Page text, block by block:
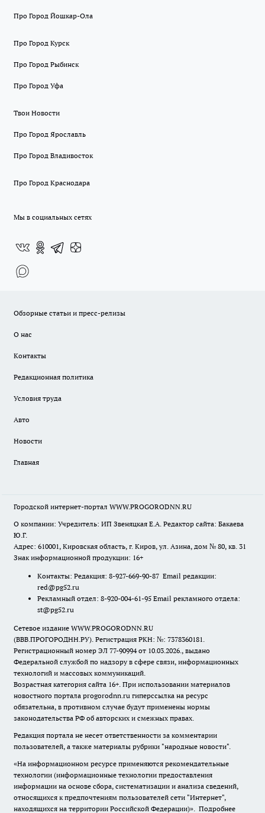
Про Город Йошкар-Ола
Про Город Курск
Про Город Рыбинск
Про Город Уфа
Твои Новости
Про Город Ярославль
Про Город Владивосток
Про Город Краснодара
Мы в социальных сетях
Обзорные статьи и пресс-релизы
О нас
Контакты
Редакционная политика
Условия труда
Авто
Новости
Главная
Городской интернет-портал WWW.PROGORODNN.RU
О компании: Учредитель: ИП Звеняцкая Е.А. Редактор сайта: Бакаева
Ю.Г.
Адрес: 610001, Кировская область, г. Киров, ул. Азина, дом № 80, кв. 31
Знак информационной продукции: 16+
Контакты: Редакция: 8-927-669-90-87 Email редакции:
red@pg52.ru
Рекламный отдел: 8-920-004-61-95 Email рекламного отдела:
st@pg52.ru
Сетевое издание WWW.PROGORODNN.RU
(ВВВ.ПРОГОРОДНН.РУ). Регистрация РКН: №: 7378360181.
Регистрационный номер ЭЛ 77-90994 от 10.03.2026., выдано
Федеральной службой по надзору в сфере связи, информационных
технологий и массовых коммуникаций.
Возрастная категория сайта 16+. При использовании материалов
новостного портала progorodnn.ru гиперссылка на ресурс
обязательна, в противном случае будут применены нормы
законодательства РФ об авторских и смежных правах.
Редакция портала не несет ответственности за комментарии
пользователей, а также материалы рубрики "народные новости".
«На информационном ресурсе применяются рекомендательные
технологии (информационные технологии предоставления
информации на основе сбора, систематизации и анализа сведений,
относящихся к предпочтениям пользователей сети "Интернет",
находящихся на территории Российской Федерации)». Подробнее